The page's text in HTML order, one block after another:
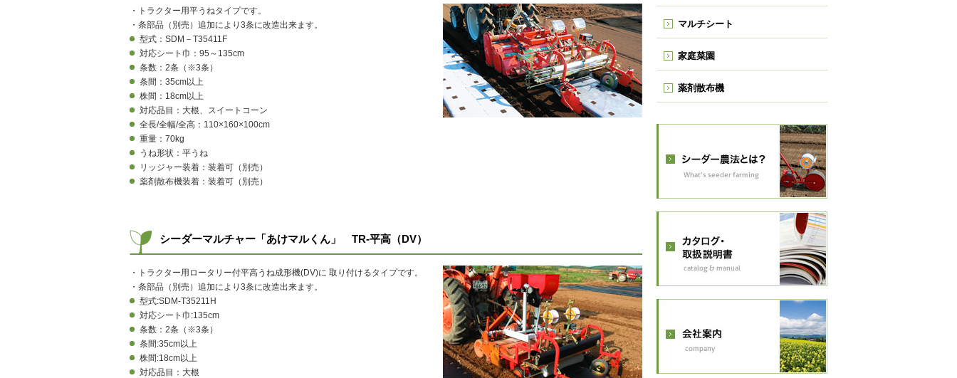
・トラクター用平うねタイプです。
・条部品（別売）追加により3条に改造出来ます。
型式：SDM－T35411F
対応シート巾：95～135cm
条数：2条（※3条）
条間：35cm以上
株間：18cm以上
対応品目：大根、スイートコーン
全長/全幅/全高：110×160×100cm
重量：70kg
うね形状：平うね
リッジャー装着：装着可（別売）
薬剤散布機装着：装着可（別売）
シーダーマルチャー「あけマルくん」 TR-平高（DV）
・トラクター用ロータリー付平高うね成形機(DV)に 取り付けるタイプです。
・条部品（別売）追加により3条に改造出来ます。
型式:SDM-T35211H
対応シート巾:135cm
条数：2条（※3条）
条間:35cm以上
株間:18cm以上
対応品目：大根
マルチシート
家庭菜園
薬剤散布機